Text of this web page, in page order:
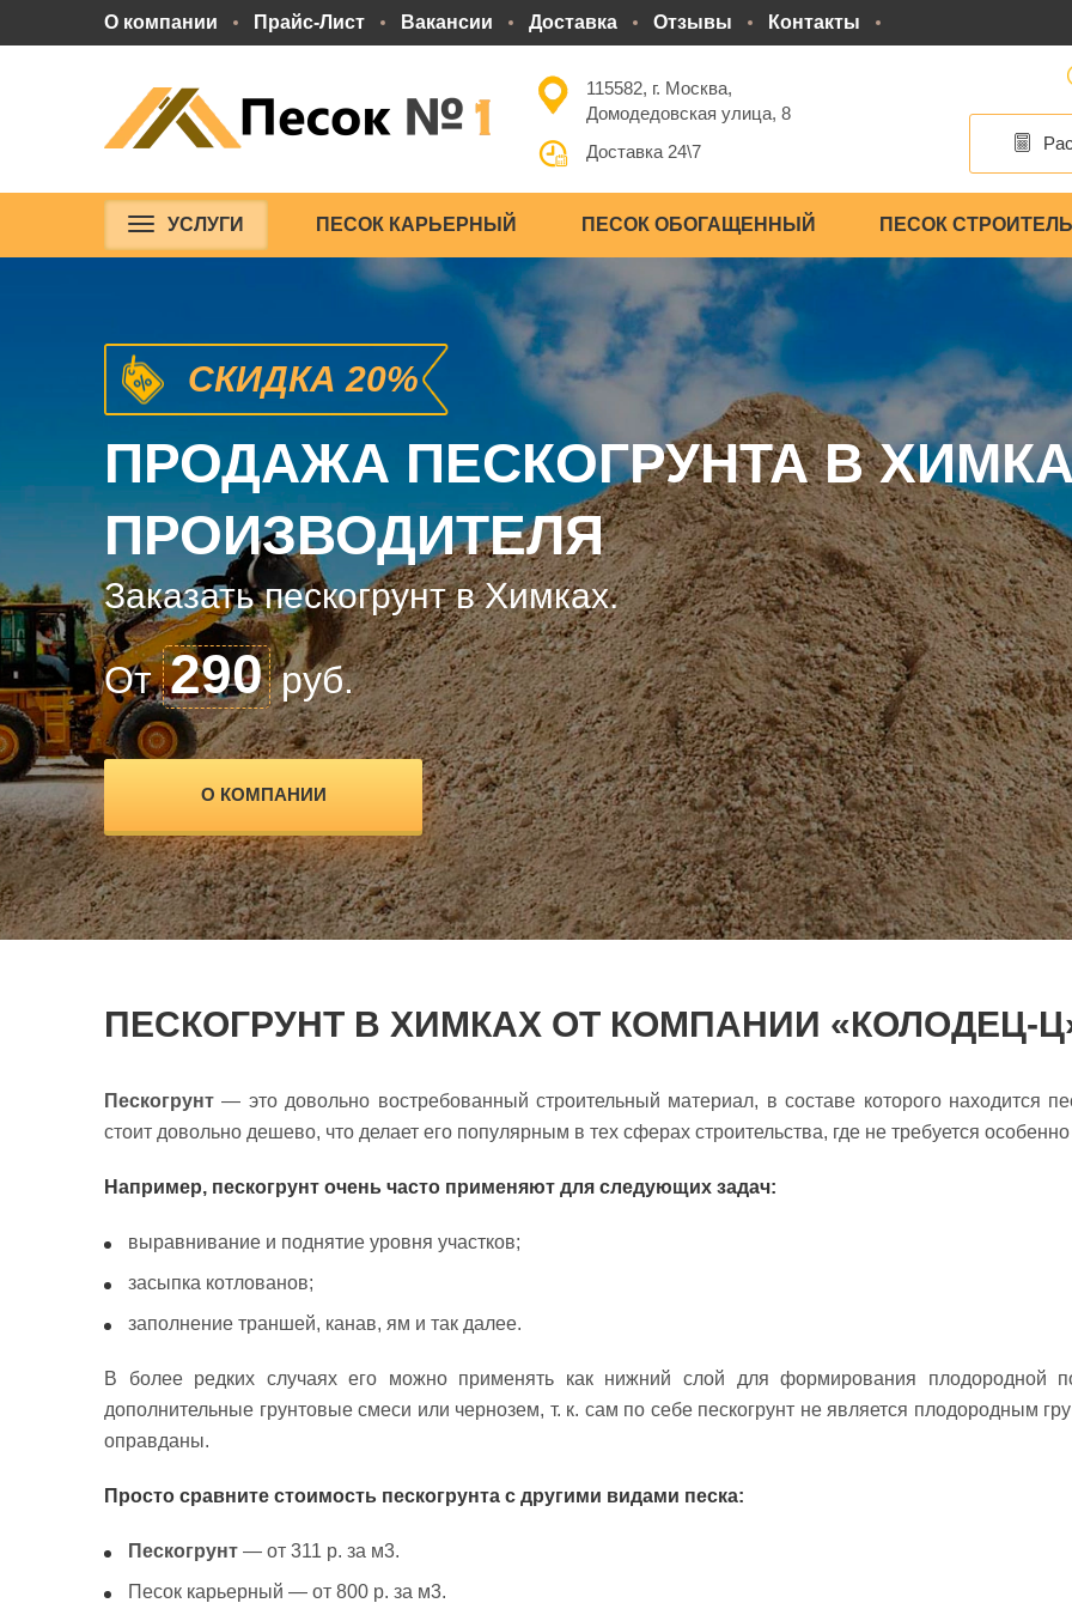
О компании Прайс-Лист Вакансии Доставка Отзывы Контакты
115582, г. Москва,
Домодедовская улица, 8
Доставка 24\7
УСЛУГИ ПЕСОК КАРЬЕРНЫЙ ПЕСОК ОБОГАЩЕННЫЙ ПЕСОК
СКИДКА 20%
ПРОДАЖА ПЕСКОГРУНТА В
ПРОИЗВОДИТЕЛЯ
Заказать пескогрунт в Химках.
От290руб.
О КОМПАНИИ
ПЕСКОГРУНТ В ХИМКАХ ОТ КОМПАНИИ «КОЛОДЕЦ-
Пескогрунт — это довольно востребованный строительный материал, в составе которого находится
стоит довольно дешево, что делает его популярным в тех сферах строительства, где не требуется
Например, пескогрунт очень часто применяют для следующих задач:
выравнивание и поднятие уровня участков;
засыпка котлованов;
заполнение траншей, канав, ям и так далее.
В более редких случаях его можно применять как нижний слой для формирования плодородной
дополнительные грунтовые смеси или чернозем, т. к. сам по себе пескогрунт не является плодородным
оправданы.
Просто сравните стоимость пескогрунта с другими видами песка:
Пескогрунт — от 311 р. за м3.
Песок карьерный — от 800 р. за м3.